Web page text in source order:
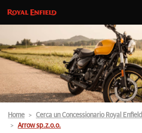
Home Cerca un Concessionario Royal Enfield
Arrow sp.z.o.o.